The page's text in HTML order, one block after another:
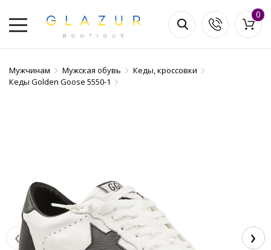
0
Мужчинам Мужская обувь
Кеды, кроссовки
Кеды Golden Goose 5550-1
‹ ›